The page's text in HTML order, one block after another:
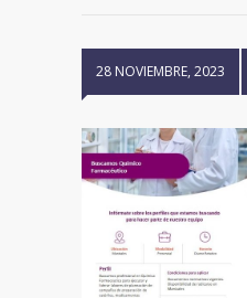
28 NOVIEMBRE, 2023